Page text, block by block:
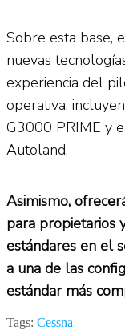
Sobre esta base,
nuevas
experiencia del
operativa,
G3000 PRIME y
Autoland.
Asimismo,
para propietarios
estándares en el
a una de las
estándar más
Tags: Cessna